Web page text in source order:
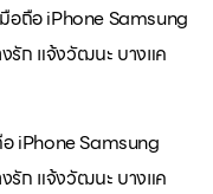
ถือ iPhone Samsung
รัก แจ้งวัฒนะ บางแค
iPhone Samsung
รัก แจ้งวัฒนะ บางแค